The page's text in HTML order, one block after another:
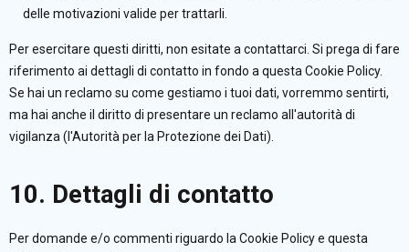
delle motivazioni valide per trattarli.
Per esercitare questi diritti, non esitate a contattarci. Si prega di fare
riferimento ai dettagli di contatto in fondo a questa Cookie Policy.
Se hai un reclamo su come gestiamo i tuoi dati, vorremmo sentirti,
ma hai anche il diritto di presentare un reclamo all'autorità di
vigilanza (l'Autorità per la Protezione dei Dati).
10. Dettagli di contatto
Per domande e/o commenti riguardo la Cookie Policy e questa